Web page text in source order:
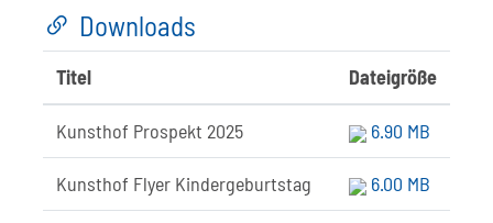
Downloads
Titel Dateigröße
Kunsthof Prospekt 2025 6.90 MB
Kunsthof Flyer Kindergeburtstag 6.00 MB